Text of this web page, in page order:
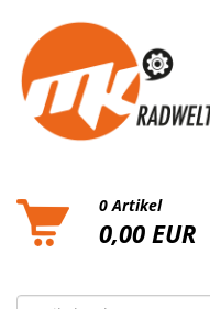
0 Artikel
0,00 EUR